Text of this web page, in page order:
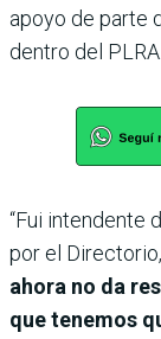
apoyo de parte
dentro del PLRA.
“Fui intendente
por el Directorio,
ahora no da
que tenemos